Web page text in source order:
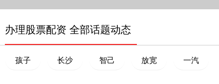
办理股票配资 全部话题动态
孩子 长沙 智己 放宽 一汽